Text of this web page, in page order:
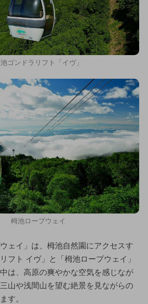
ゴンドラリフト「イヴ」
栂池ロープウェイ
ェイ」は、栂池自然園にアクセスす
フト イヴ」と「栂池ロープウェイ」
は、高原の爽やかな空気を感じなが
山や浅間山を望む絶景を見ながらの
す。